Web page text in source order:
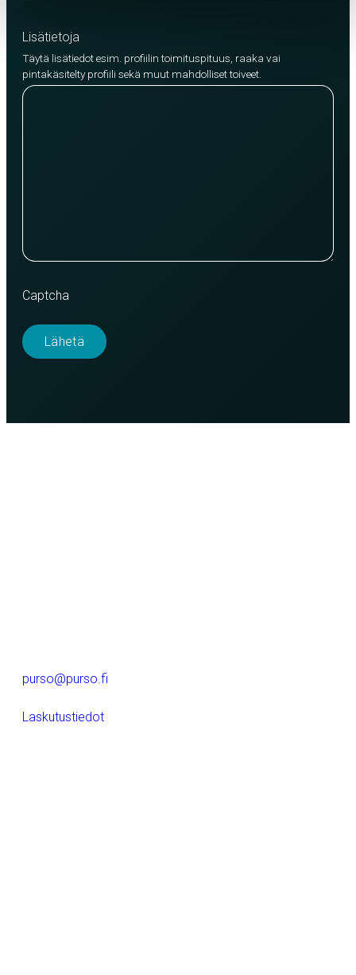
Lisätietoja
Täytä lisätiedot esim. profiilin toimituspituus, raaka vai
pintakäsitelty profiili sekä muut mahdolliset toiveet.
Captcha
purso@purso.fi
Laskutustiedot